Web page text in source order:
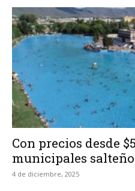
Con precios desde
municipales
4 de diciembre, 2025